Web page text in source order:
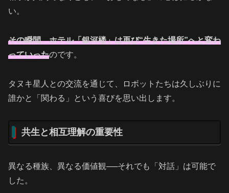
い。
その瞬間、ホテル「銀河楼」は再び“生きた場所”へと変わ
っていったのです。
タヌキ星人との交流を通じて、ロボットたちは久しぶりに
誰かと「関わる」という喜びを思い出します。
共生と相互理解の重要性
異なる種族、異なる価値観──それでも「対話」は可能で
した。